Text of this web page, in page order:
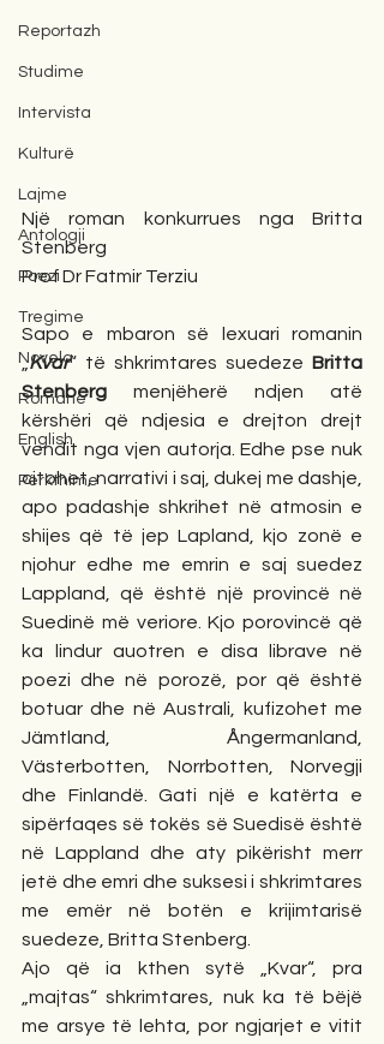
Reportazh
Studime
Intervista
Kulturë
Lajme
Antologji
Poezi
Tregime
Novela
Romane
English
Përkthime
Një roman konkurrues nga Britta
Stenberg
Prof Dr Fatmir Terziu
Sapo e mbaron së lexuari romanin
„Kvar“ të shkrimtares suedeze Britta
Stenberg menjëherë ndjen atë
kërshëri që ndjesia e drejton drejt
vendit nga vjen autorja. Edhe pse nuk
citohet, narrativi i saj, dukej me dashje,
apo padashje shkrihet në atmosin e
shijes që të jep Lapland, kjo zonë e
njohur edhe me emrin e saj suedez
Lappland, që është një provincë në
Suedinë më veriore. Kjo porovincë që
ka lindur auotren e disa librave në
poezi dhe në porozë, por që është
botuar dhe në Australi, kufizohet me
Jämtland, Ångermanland,
Västerbotten, Norrbotten, Norvegji
dhe Finlandë. Gati një e katërta e
sipërfaqes së tokës së Suedisë është
në Lappland dhe aty pikërisht merr
jetë dhe emri dhe suksesi i shkrimtares
me emër në botën e krijimtarisë
suedeze, Britta Stenberg.
Ajo që ia kthen sytë „Kvar“, pra
„majtas“ shkrimtares, nuk ka të bëjë
me arsye të lehta, por ngjarjet e vitit